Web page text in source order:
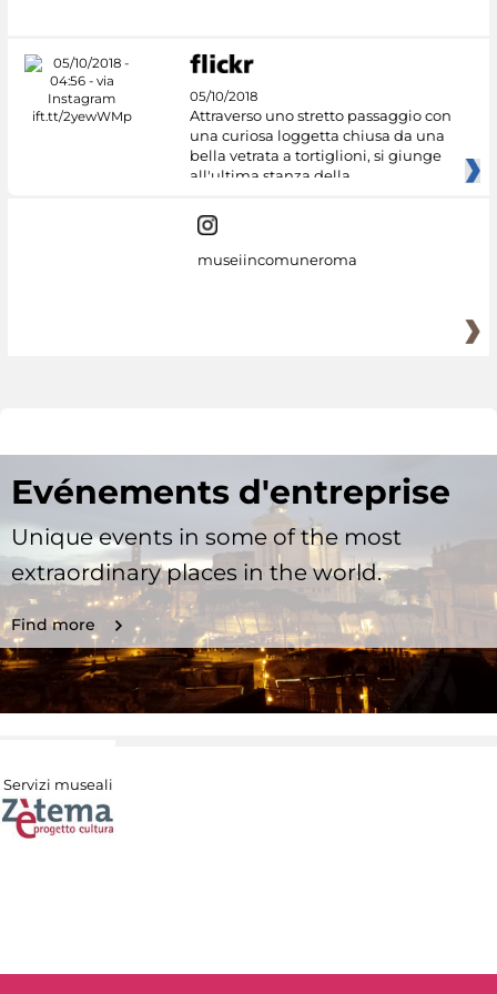
05/10/2018
Attraverso uno stretto passaggio con
una curiosa loggetta chiusa da una
bella vetrata a tortiglioni, si giunge
all'ultima stanza della
museiincomuneroma
Evénements d'entreprise
Unique events in some of the most
extraordinary places in the world.
Find more
Servizi museali